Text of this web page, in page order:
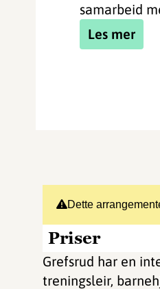
samarbeid
Les mer
Dette
Priser
Grefsrud har en
treningsleir,